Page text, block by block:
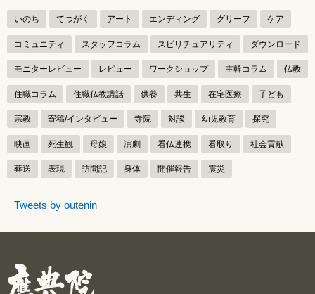
いのち てつがく アート エンディング グリーフ ケア
コミュニティ スタッフコラム スピリチュアリティ ダウンロード
モニターレビュー レビュー ワークショップ 主幹コラム 仏教
住職コラム 住職仏教講話 供養 共生 在宅医療 子ども
宗教 寄稿/インタビュー 寺院 対談 幼児教育 探究
映画 死生観 母娘 演劇 看仏連携 看取り 社会貢献
葬送 表現 訪問記 身体 開催報告 震災
つぶやき
つぶやきをスキップする
Tweets by outenin